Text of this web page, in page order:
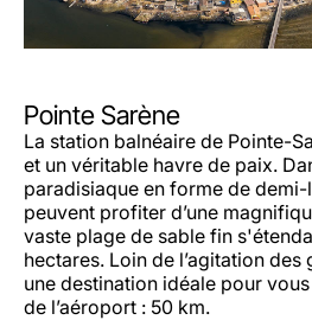
Pointe Sarène
La station balnéaire de Pointe-
et un véritable havre de paix.
paradisiaque en forme de
peuvent profiter d’une
vaste plage de sable fin
hectares. Loin de l’agitation
une destination idéale pour
de l’aéroport : 50 km.